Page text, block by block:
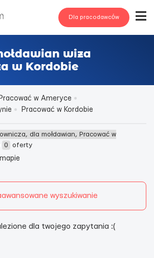
Dla pracodawców
wiza
w Kordobie
Pracować w Ameryce
Pracować w Kordobie
dla mołdawian, Pracować w
0
oferty
wyszukiwanie
dla twojego zapytania :(